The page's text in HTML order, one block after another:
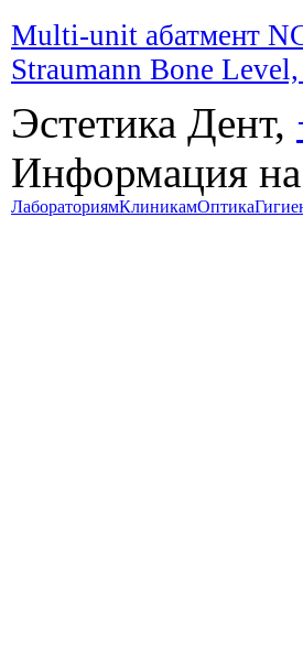
Multi-unit абатмент
Straumann Bone
Эстетика Дент,
Информация на
ЛабораториямКлиникамОптика